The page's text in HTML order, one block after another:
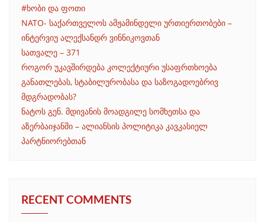
#ხობი და ფოთი
NATO- საქართველოს ამჟამინდელი ურთიერთობები –
ინტერვიუ ალექსანდრ ვინნიკოვთან
სათვალე – 371
როგორ უკავშირდება კოლექტიური უსაფრთხოება
განათლებას, სტაბილურობასა და საზოგადოებრივ
მდგრადობას?
ნატოს გენ. მდივანის მოადგილე სომხეთსა და
აზერბაიჯანში – ალიანსის პოლიტიკა კავკასიელ
პარტნიორებთან
RECENT COMMENTS